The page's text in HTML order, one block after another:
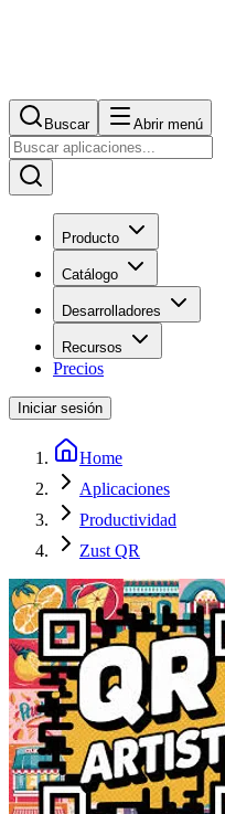
Buscar Abrir menú
Producto
Catálogo
Desarrolladores
Recursos
Precios
Iniciar sesión
Home
Aplicaciones
Productividad
Zust QR